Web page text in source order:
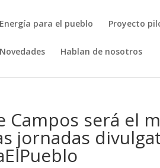
Energía para el pueblo Proyecto
Novedades Hablan de nosotros
Campos será el
jornadas